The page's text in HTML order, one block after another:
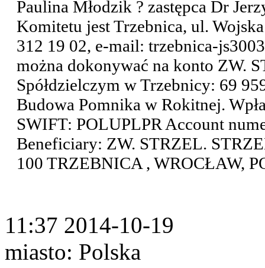
Paulina Młodzik ? zastępca Dr
Komitetu jest Trzebnica, ul.
312 19 02, e-mail: trzebnica-
można dokonywać na konto ZW.
Spółdzielczym w Trzebnicy: 69
Budowa Pomnika w Rokitnej.
SWIFT: POLUPLPR Account
Beneficiary: ZW. STRZEL.
100 TRZEBNICA , WROCŁAW,
11:37 2014-10-19
miasto: Polska